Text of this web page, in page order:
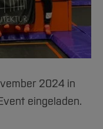
2024 in
eingeladen.